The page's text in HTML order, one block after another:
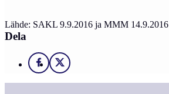
Lähde: SAKL 9.9.2016 ja MMM 14.9.2016
Dela
Facebook
X